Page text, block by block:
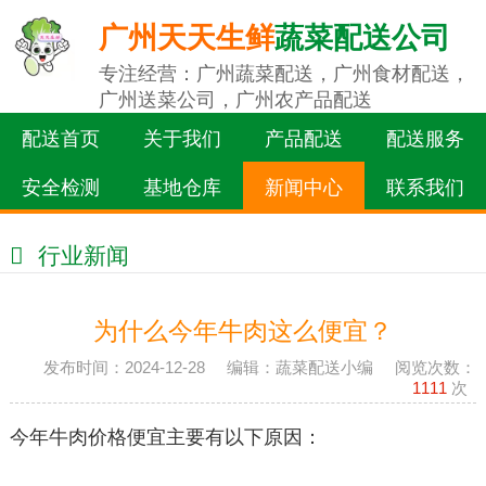
广州天天生鲜蔬菜配送公司
专注经营：广州蔬菜配送，广州食材配送，
广州送菜公司，广州农产品配送
配送首页
关于我们 产品配送 配送服务
安全检测 基地仓库 新闻中心 联系我们
行业新闻
为什么今年牛肉这么便宜？
发布时间：2024-12-28 编辑：蔬菜配送小编 阅览次数：
1111 次
今年牛肉价格便宜主要有以下原因：